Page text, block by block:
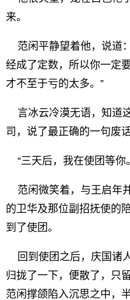
来。
范闲平静望着他，说道
经成了定数，所以你一定
才不至于亏的太多。”
言冰云冷漠无语，知道
司，说了最正确的一句废话
“三天后，我在使团等你
范闲微笑着，与王启年
的卫华及那位副招抚使的
到了使团。
回到使团之后，庆国诸
归拢了一下，便散了，只
范闲撑颌陷入沉思之中，